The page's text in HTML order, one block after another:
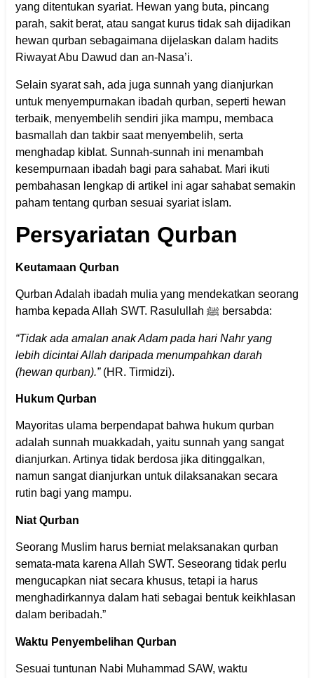
yang ditentukan syariat. Hewan yang buta, pincang
parah, sakit berat, atau sangat kurus tidak sah dijadikan
hewan qurban sebagaimana dijelaskan dalam hadits
Riwayat Abu Dawud dan an-Nasa’i.
Selain syarat sah, ada juga sunnah yang dianjurkan
untuk menyempurnakan ibadah qurban, seperti hewan
terbaik, menyembelih sendiri jika mampu, membaca
basmallah dan takbir saat menyembelih, serta
menghadap kiblat. Sunnah-sunnah ini menambah
kesempurnaan ibadah bagi para sahabat. Mari ikuti
pembahasan lengkap di artikel ini agar sahabat semakin
paham tentang qurban sesuai syariat islam.
Persyariatan Qurban
Keutamaan Qurban
Qurban Adalah ibadah mulia yang mendekatkan seorang
hamba kepada Allah SWT. Rasulullah ﷺ bersabda:
“Tidak ada amalan anak Adam pada hari Nahr yang
lebih dicintai Allah daripada menumpahkan darah
(hewan qurban).”(HR. Tirmidzi).
Hukum Qurban
Mayoritas ulama berpendapat bahwa hukum qurban
adalah sunnah muakkadah, yaitu sunnah yang sangat
dianjurkan. Artinya tidak berdosa jika ditinggalkan,
namun sangat dianjurkan untuk dilaksanakan secara
rutin bagi yang mampu.
Niat Qurban
Seorang Muslim harus berniat melaksanakan qurban
semata-mata karena Allah SWT. Seseorang tidak perlu
mengucapkan niat secara khusus, tetapi ia harus
menghadirkannya dalam hati sebagai bentuk keikhlasan
dalam beribadah.”
Waktu Penyembelihan Qurban
Sesuai tuntunan Nabi Muhammad SAW, waktu